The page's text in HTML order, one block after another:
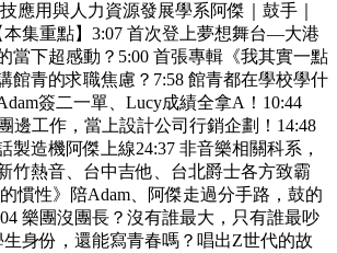
應用與人力資源發展學系阿傑｜鼓手｜
集重點】3:07 首次登上夢想舞台—大港
當下超感動？5:00 首張專輯《我其實一點
館青的求職焦慮？7:58 館青都在學校學什
簽二一單、Lucy成績全拿A！10:44
邊工作，當上設計公司行銷企劃！14:48
製造機阿傑上線24:37 非音樂相關科系，
竹熱音、台中吉他、台北爵士各方致霸
慣性》陪Adam、阿傑走過分手路，鼓的
樂團沒團長？沒有誰最大，只有誰最吵
生身份，還能寫青春嗎？唱出Z世代的故